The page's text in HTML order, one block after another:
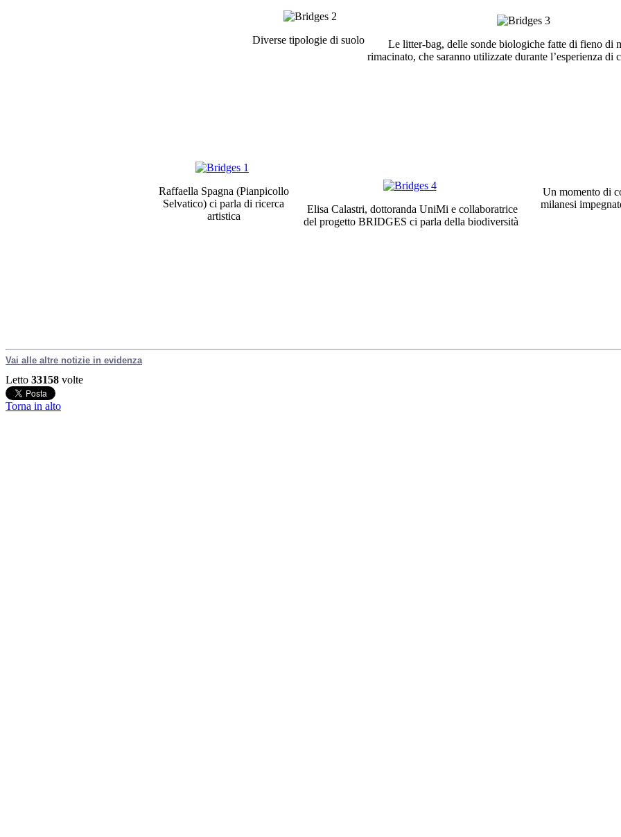
Diverse tipologie di suolo
Le litter-bag, delle sonde biologiche fatte di fieno di
rimacinato, che saranno utilizzate durante l’esperienza di
Raffaella Spagna (Pianpicollo
Selvatico) ci parla di ricerca
artistica
Elisa Calastri, dottoranda UniMi e collaboratrice
del progetto BRIDGES ci parla della biodiversità
Un momento di
milanesi
Vai alle altre notizie in evidenza
Letto 33158 volte
Torna in alto